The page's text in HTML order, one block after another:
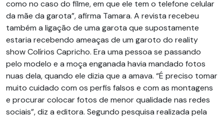
como no caso do filme, em que ele tem o telefone celular
da mãe da garota”, afirma Tamara. A revista recebeu
também a ligação de uma garota que supostamente
estaria recebendo ameaças de um garoto do reality
show Colírios Capricho. Era uma pessoa se passando
pelo modelo e a moça enganada havia mandado fotos
nuas dela, quando ele dizia que a amava. “É preciso tomar
muito cuidado com os perfis falsos e com as montagens
e procurar colocar fotos de menor qualidade nas redes
sociais”, diz a editora. Segundo pesquisa realizada pela